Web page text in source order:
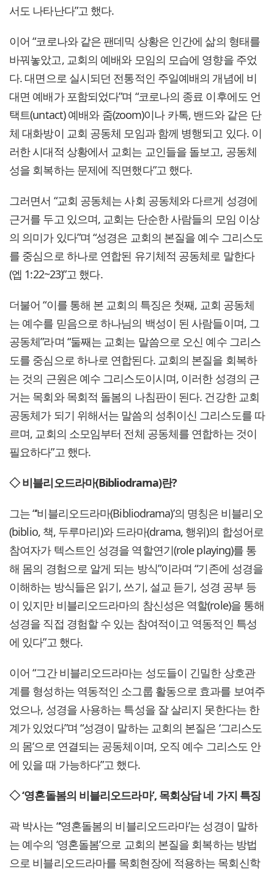
서도 나타난다”고 했다.
이어 “코로나와 같은 팬데믹 상황은 인간에 삶의 형태를
바꿔놓았고, 교회의 예배와 모임의 모습에 영향을 주었
다. 대면으로 실시되던 전통적인 주일예배의 개념에 비
대면 예배가 포함되었다”며 “코로나의 종료 이후에도 언
택트(untact) 예배와 줌(zoom)이나 카톡, 밴드와 같은 단
체 대화방이 교회 공동체 모임과 함께 병행되고 있다. 이
러한 시대적 상황에서 교회는 교인들을 돌보고, 공동체
성을 회복하는 문제에 직면했다”고 했다.
그러면서 “교회 공동체는 사회 공동체와 다르게 성경에
근거를 두고 있으며, 교회는 단순한 사람들의 모임 이상
의 의미가 있다”며 “성경은 교회의 본질을 예수 그리스도
를 중심으로 하나로 연합된 유기체적 공동체로 말한다
(엡 1:22~23)”고 했다.
더불어 “이를 통해 본 교회의 특징은 첫째, 교회 공동체
는 예수를 믿음으로 하나님의 백성이 된 사람들이며, 그
공동체”라며 “둘째는 교회는 말씀으로 오신 예수 그리스
도를 중심으로 하나로 연합된다. 교회의 본질을 회복하
는 것의 근원은 예수 그리스도이시며, 이러한 성경의 근
거는 목회와 목회적 돌봄의 나침판이 된다. 건강한 교회
공동체가 되기 위해서는 말씀의 성취이신 그리스도를 따
르며, 교회의 소모임부터 전체 공동체를 연합하는 것이
필요하다”고 했다.
◇ 비블리오드라마(Bibliodrama)란?
그는 “‘비블리오드라마(Bibliodrama)’의 명칭은 비블리오
(biblio, 책, 두루마리)와 드라마(drama, 행위)의 합성어로
참여자가 텍스트인 성경을 역할연기(role playing)를 통
해 몸의 경험으로 알게 되는 방식”이라며 “기존에 성경을
이해하는 방식들은 읽기, 쓰기, 설교 듣기, 성경 공부 등
이 있지만 비블리오드라마의 참신성은 역할(role)을 통해
성경을 직접 경험할 수 있는 참여적이고 역동적인 특성
에 있다”고 했다.
이어 “그간 비블리오드라마는 성도들이 긴밀한 상호관
계를 형성하는 역동적인 소그룹 활동으로 효과를 보여주
었으나, 성경을 사용하는 특성을 잘 살리지 못한다는 한
계가 있었다”며 “성경이 말하는 교회의 본질은 ‘그리스도
의 몸’으로 연결되는 공동체이며, 오직 예수 그리스도 안
에 있을 때 가능하다”고 했다.
◇ ‘영혼돌봄의 비블리오드라마’, 목회상담 네 가지 특징
곽 박사는 “‘영혼돌봄의 비블리오드라마’는 성경이 말하
는 예수의 ‘영혼돌봄’으로 교회의 본질을 회복하는 방법
으로 비블리오드라마를 목회현장에 적용하는 목회신학